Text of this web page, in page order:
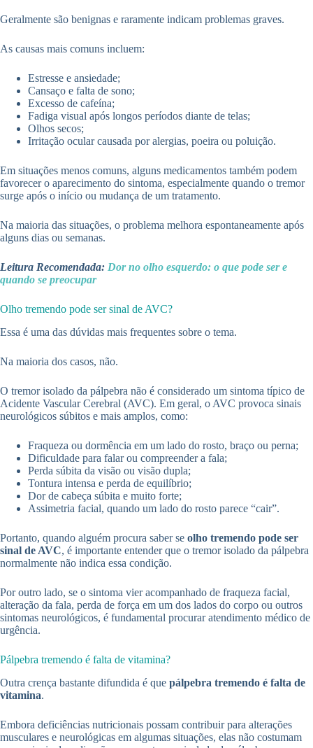
Geralmente são benignas e raramente indicam problemas graves.
As causas mais comuns incluem:
Estresse e ansiedade;
Cansaço e falta de sono;
Excesso de cafeína;
Fadiga visual após longos períodos diante de telas;
Olhos secos;
Irritação ocular causada por alergias, poeira ou poluição.
Em situações menos comuns, alguns medicamentos também podem
favorecer o aparecimento do sintoma, especialmente quando o tremor
surge após o início ou mudança de um tratamento.
Na maioria das situações, o problema melhora espontaneamente após
alguns dias ou semanas.
Leitura Recomendada: Dor no olho esquerdo: o que pode ser e
quando se preocupar
Olho tremendo pode ser sinal de AVC?
Essa é uma das dúvidas mais frequentes sobre o tema.
Na maioria dos casos, não.
O tremor isolado da pálpebra não é considerado um sintoma típico de
Acidente Vascular Cerebral (AVC). Em geral, o AVC provoca sinais
neurológicos súbitos e mais amplos, como:
Fraqueza ou dormência em um lado do rosto, braço ou perna;
Dificuldade para falar ou compreender a fala;
Perda súbita da visão ou visão dupla;
Tontura intensa e perda de equilíbrio;
Dor de cabeça súbita e muito forte;
Assimetria facial, quando um lado do rosto parece “cair”.
Portanto, quando alguém procura saber se olho tremendo pode ser
sinal de AVC, é importante entender que o tremor isolado da pálpebra
normalmente não indica essa condição.
Por outro lado, se o sintoma vier acompanhado de fraqueza facial,
alteração da fala, perda de força em um dos lados do corpo ou outros
sintomas neurológicos, é fundamental procurar atendimento médico de
urgência.
Pálpebra tremendo é falta de vitamina?
Outra crença bastante difundida é que pálpebra tremendo é falta de
vitamina.
Embora deficiências nutricionais possam contribuir para alterações
musculares e neurológicas em algumas situações, elas não costumam